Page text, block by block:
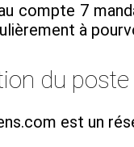
compte 7
à
du poste
est un